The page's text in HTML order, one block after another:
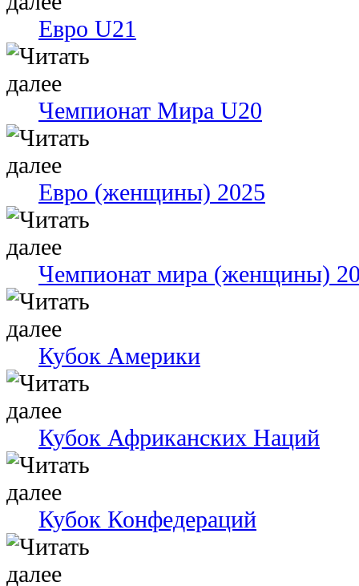
Евро U21
Чемпионат Мира U20
Евро (женщины) 2025
Чемпионат мира (женщины)
Кубок Америки
Кубок Африканских Наций
Кубок Конфедераций